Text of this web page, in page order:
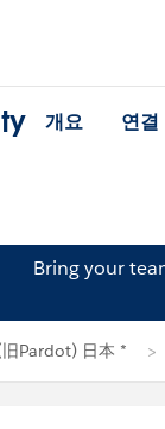
개요 연결
Bring your
Pardot) 日本 *